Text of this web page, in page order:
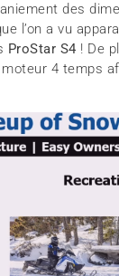
des
l’on a vu
ProStar S4 ! De
4 temps